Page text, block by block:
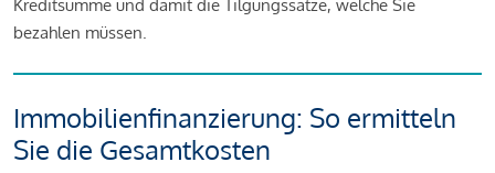
Kreditsumme und damit die Tilgungssätze, welche Sie
bezahlen müssen.
Immobilienfinanzierung: So ermitteln
Sie die Gesamtkosten